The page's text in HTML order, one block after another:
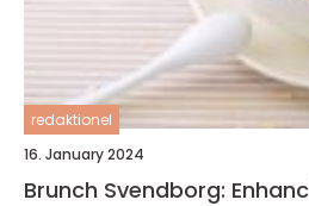
redaktionel
16. January 2024
Brunch Svendborg: